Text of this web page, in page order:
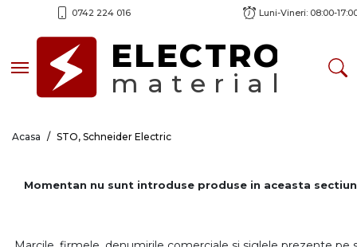
0742 224 016 Luni-Vineri: 08:00-
Toggle navigationELECTRO
material
Acasa STO, Schneider Electric
Momentan nu sunt introduse produse in aceasta